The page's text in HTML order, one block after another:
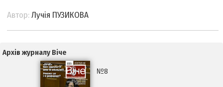
Автор:Лучія ПУЗИКОВА
Архів журналу Віче
№8